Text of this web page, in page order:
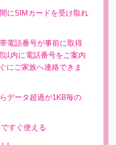
にSIMカードを受け取れ
電話番号が事前に取得
内に電話番号をご案内
にご家族へ連絡できま
データ超過が1KB毎の
すぐ使える